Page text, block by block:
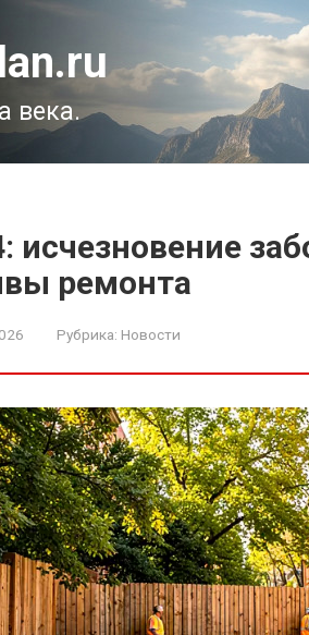
века.
исчезновение
ремонта
Рубрика: Новости